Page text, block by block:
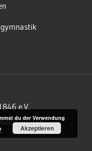
e.V.
du der Verwendung
Akzeptieren